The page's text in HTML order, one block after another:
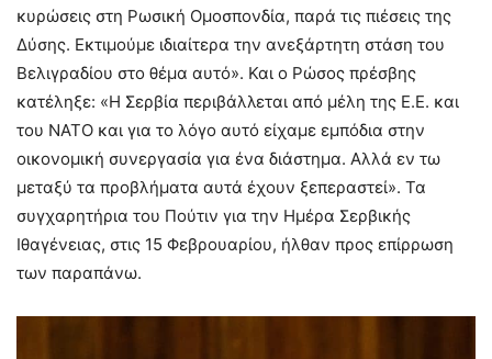
κυρώσεις στη Ρωσική Ομοσπονδία, παρά τις πιέσεις της
Δύσης. Εκτιμούμε ιδιαίτερα την ανεξάρτητη στάση του
Βελιγραδίου στο θέμα αυτό». Και ο Ρώσος πρέσβης
κατέληξε: «Η Σερβία περιβάλλεται από μέλη της Ε.Ε. και
του ΝΑΤΟ και για το λόγο αυτό είχαμε εμπόδια στην
οικονομική συνεργασία για ένα διάστημα. Αλλά εν τω
μεταξύ τα προβλήματα αυτά έχουν ξεπεραστεί». Τα
συγχαρητήρια του Πούτιν για την Ημέρα Σερβικής
Ιθαγένειας, στις 15 Φεβρουαρίου, ήλθαν προς επίρρωση
των παραπάνω.